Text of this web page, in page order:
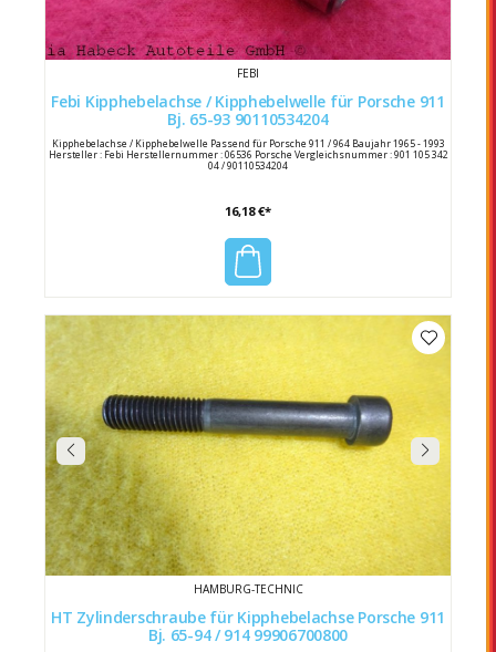
FEBI
Febi Kipphebelachse / Kipphebelwelle für Porsche 911
Bj. 65-93 90110534204
Kipphebelachse / Kipphebelwelle Passend für Porsche 911 / 964 Baujahr 1965 - 1993
Hersteller : Febi Herstellernummer : 06536 Porsche Vergleichsnummer : 901 105 342
04 / 90110534204
16,18 €*
HAMBURG-TECHNIC
HT Zylinderschraube für Kipphebelachse Porsche 911
Bj. 65-94 / 914 99906700800